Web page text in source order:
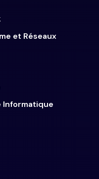
et Réseaux
Informatique